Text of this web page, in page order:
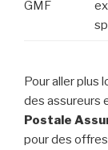
GMF
Pour aller plus
des assureurs
Postale
pour des